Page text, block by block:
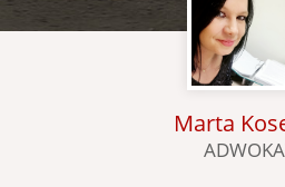
Marta